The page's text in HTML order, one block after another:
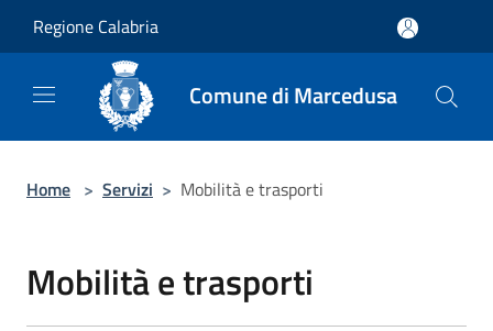
Regione Calabria
Comune di Marcedusa
Home > Servizi > Mobilità e trasporti
Mobilità e trasporti